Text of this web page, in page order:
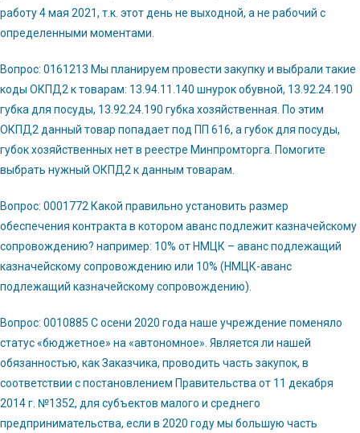
работу 4 мая 2021, т.к. этот день не выходной, а не рабочий с
определенными моментами.
Вопрос: 0161213 Мы планируем провести закупку и выбрали такие
коды ОКПД2 к товарам: 13.94.11.140 шнурок обувной, 13.92.24.190
губка для посуды, 13.92.24.190 губка хозяйственная. По этим
ОКПД2 данный товар попадает под ПП 616, а губок для посуды,
губок хозяйственных нет в реестре Минпромторга. Помогите
выбрать нужный ОКПД2 к данным товарам.
Вопрос: 0001772 Какой правильно установить размер
обеспечения контракта в котором аванс подлежит казначейскому
сопровождению? например: 10% от НМЦК – аванс подлежащий
казначейскому сопровождению или 10% (НМЦК-аванс
подлежащий казначейскому сопровождению).
Вопрос: 0010885 С осени 2020 года наше учреждение поменяло
статус «бюджетное» на «автономное». Является ли нашей
обязанностью, как Заказчика, проводить часть закупок, в
соответствии с постановлением Правительства от 11 декабря
2014 г. №1352, для субъектов малого и среднего
предпринимательства, если в 2020 году мы большую часть